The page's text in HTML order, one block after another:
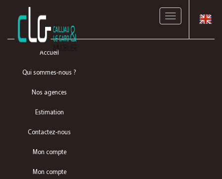
Toggle
Accueil
Qui sommes-nous ?
Nos agences
Estimation
Contactez-nous
Mon compte
Mon compte